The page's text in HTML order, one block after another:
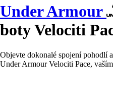
Under Armour
boty Velociti
Objevte dokonalé spojení pohodlí
Under Armour Velociti Pace,